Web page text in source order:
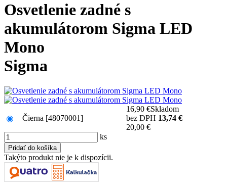
Osvetlenie zadné s
akumulátorom Sigma LED
Mono
Sigma
Čierna [48070001]
16,90 €Skladom
bez DPH 13,74 €
20,00 €
ks
Takýto produkt nie je k dispozícii.